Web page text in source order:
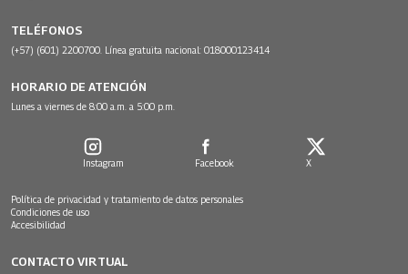
TELÉFONOS
(+57) (601) 2200700. Línea gratuita nacional: 018000123414
HORARIO DE ATENCIÓN
Lunes a viernes de 8:00 a.m. a 5:00 p.m.
Instagram Facebook X
Política de privacidad y tratamiento de datos personales
Condiciones de uso
Accesibilidad
CONTACTO VIRTUAL